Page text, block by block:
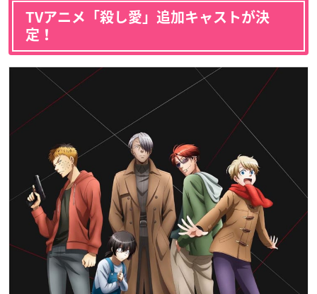
TVアニメ「殺し愛」追加キャストが決
定！